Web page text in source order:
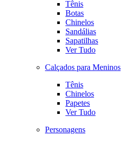
Tênis
Botas
Chinelos
Sandálias
Sapatilhas
Ver Tudo
Calçados para Meninos
Tênis
Chinelos
Papetes
Ver Tudo
Personagens